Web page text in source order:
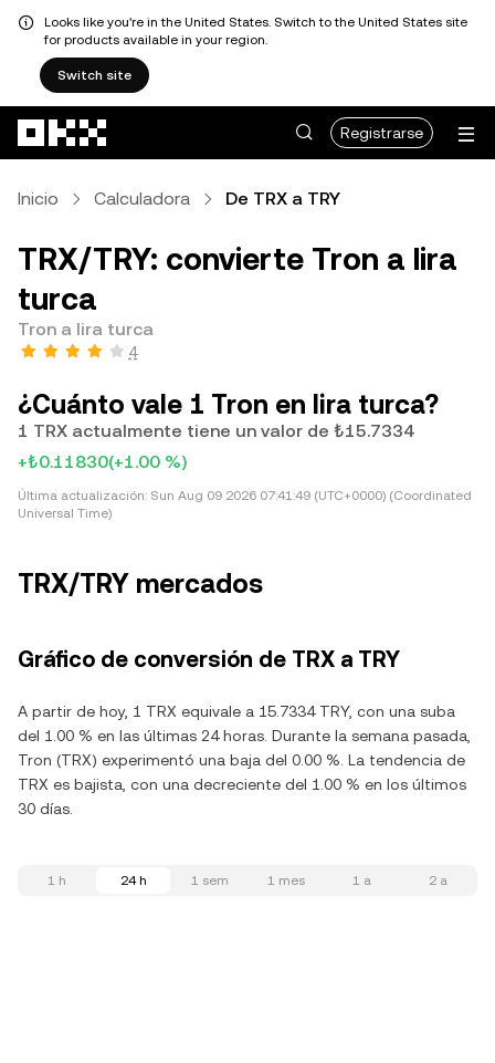
Looks like you're in the United States. Switch to the United States site
for products available in your region.
Switch site
Registrarse
Inicio Calculadora De TRX a TRY
TRX/TRY: convierte Tron a lira
turca
Tron a lira turca
4
¿Cuánto vale 1 Tron en lira turca?
1 TRX actualmente tiene un valor de ₺15.7334
+₺0.11830(+1.00 %)
Última actualización: Sun Aug 09 2026 07:41:49 (UTC+0000) (Coordinated
Universal Time)
TRX/TRY mercados
Gráfico de conversión de TRX a TRY
A partir de hoy, 1 TRX equivale a 15.7334 TRY, con una suba
del 1.00 % en las últimas 24 horas. Durante la semana pasada,
Tron (TRX) experimentó una baja del 0.00 %. La tendencia de
TRX es bajista, con una decreciente del 1.00 % en los últimos
30 días.
1 h 24 h 1 sem 1 mes 1 a 2 a